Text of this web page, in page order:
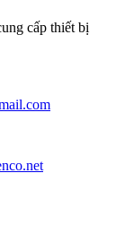
cấp thiết bị